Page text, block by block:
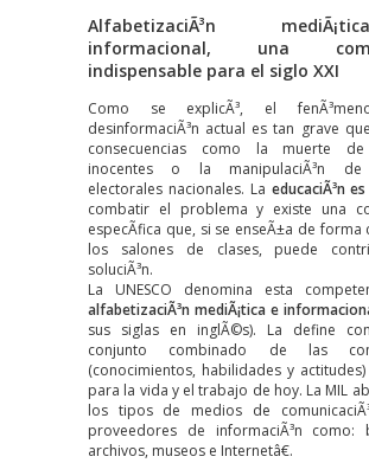
AlfabetizaciÃ³n
informacional, una
indispensable para el siglo XXI
Como se explicÃ³, el
desinformaciÃ³n actual es tan grave
consecuencias como la muerte de
inocentes o la manipulaciÃ³n de
electorales nacionales. La educaciÃ³n
combatir el problema y existe una
especÃ­fica que, si se enseÃ±a de forma
los salones de clases, puede
soluciÃ³n.
La UNESCO denomina esta
alfabetizaciÃ³n mediÃ¡tica e
sus siglas en inglÃ©s). La define
conjunto combinado de las
(conocimientos, habilidades y
para la vida y el trabajo de hoy. La MIL
los tipos de medios de
proveedores de informaciÃ³n como:
archivos, museos e Internetâ€.